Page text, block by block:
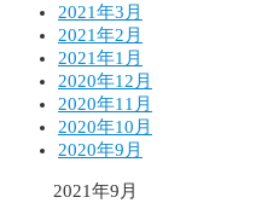
2021年3月
2021年2月
2021年1月
2020年12月
2020年11月
2020年10月
2020年9月
2021年9月